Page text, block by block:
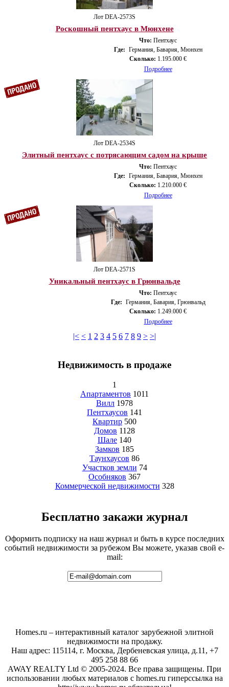
Лот DEA-2573S
Роскошный пентхаус в Мюнхене
Что: Пентхаус
Где: Германия, Бавария, Мюнхен
Сколько: 1.195.000 €
Подробнее
Лот DEA-2534S
Элитный пентхаус с потрясающим садом на крыше
Что: Пентхаус
Где: Германия, Бавария, Мюнхен
Сколько: 1.210.000 €
Подробнее
Лот DEA-2571S
Уникальный пентхаус в Грюнвальде
Что: Пентхаус
Где: Германия, Бавария, Грюнвальд
Сколько: 1.249.000 €
Подробнее
|< < 1 2 3 4 5 6 7 8 9 > >|
Недвижимость в продаже
1
Апартаментов 1011
Вилл 1978
Пентхаусов 141
Квартир 500
Домов 1128
Шале 140
Замков 185
Таунхаусов 86
Участков земли 74
Особняков 367
Коммерческой недвижимости 328
Бесплатно закажи журнал
Оформить подписку на наш журнал и быть в курсе последних
событий недвижимости за рубежом Вы можете, указав свой e-
mail:
Homes.ru – интерактивный каталог зарубежной элитной
недвижимости на продажу.
Наш адрес: 115114, г. Москва, Дербеневская улица, д.11, +7
495 258 88 66
AWAY REALTY Ltd © 2005-2024. Все права защищены. При
использовании любых материалов с homes.ru гиперссылка на